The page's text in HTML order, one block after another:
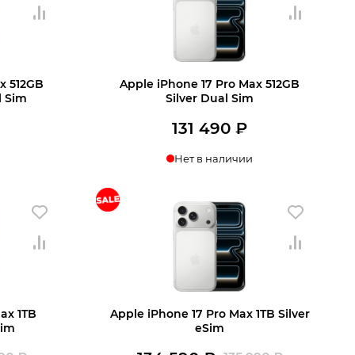
990 ₽.
490 ₽.
512GB
Sim
Apple iPhone 17 Pro Max 512GB
Silver Dual Sim
131 490₽
Нет в наличии
1TB
Apple iPhone 17 Pro Max 1TB Silver
eSim